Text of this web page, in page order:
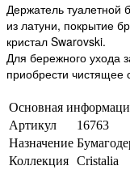
Держатель туалетной
из латуни, покрытие
кристал Swarovski.
Для бережного ухода
приобрести чистящее
Основная
Артикул
16763
Назначение
Коллекция Cristalia